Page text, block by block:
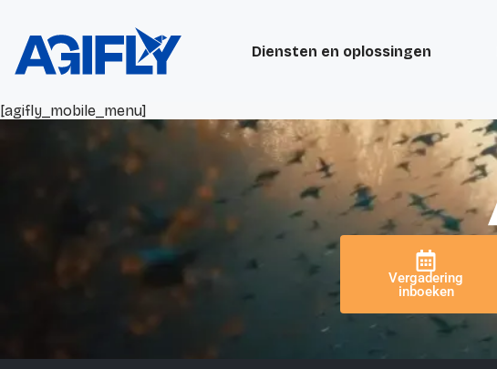
Diensten en oplossingen
[agifly_mobile_menu]
Vergadering
inboeken